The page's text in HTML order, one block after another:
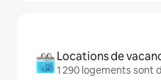
Locations de
1 290 logements sont